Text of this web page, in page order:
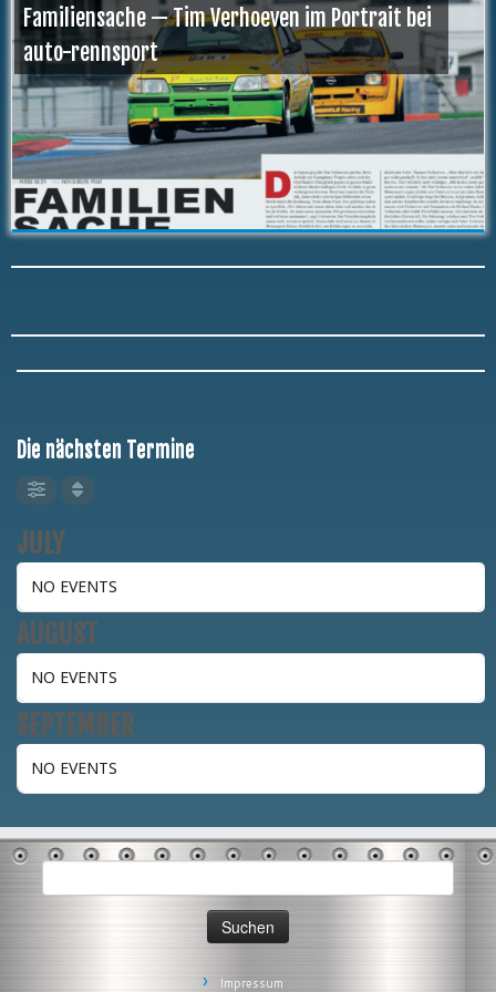
Familiensache — Tim Verhoeven im Portrait bei
auto-rennsport
Die nächsten Termine
JULY
NO EVENTS
AUGUST
NO EVENTS
SEPTEMBER
NO EVENTS
Suchen
Impressum